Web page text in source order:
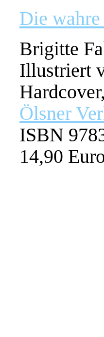
Die
Brigitte
Illustriert
Ölsner
ISBN
14,90